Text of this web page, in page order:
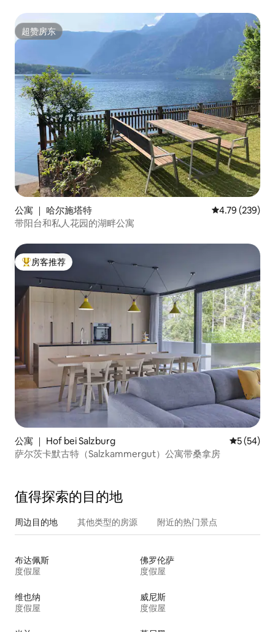
超赞房东
超赞房东
公寓 ｜ 哈尔施塔特 平均评分 4.79
4.79 (239)
带阳台和私人花园的湖畔公寓
热门「房客推荐」
房客推荐
公寓 ｜ Hof bei Salzburg 平均评分
5 (54)
萨尔茨卡默古特（Salzkammergut）公寓带桑拿房
值得探索的目的地
周边目的地 其他类型的房源 附近的热门景点
布达佩斯
度假屋
佛罗伦萨
度假屋
维也纳
度假屋
威尼斯
度假屋